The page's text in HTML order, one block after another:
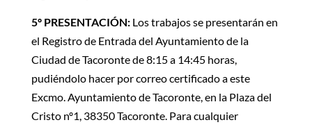
5º PRESENTACIÓN:Los trabajos se presentarán en
el Registro de Entrada del Ayuntamiento de la
Ciudad de Tacoronte de 8:15 a 14:45 horas,
pudiéndolo hacer por correo certificado a este
Excmo. Ayuntamiento de Tacoronte, en la Plaza del
Cristo nº1, 38350 Tacoronte. Para cualquier